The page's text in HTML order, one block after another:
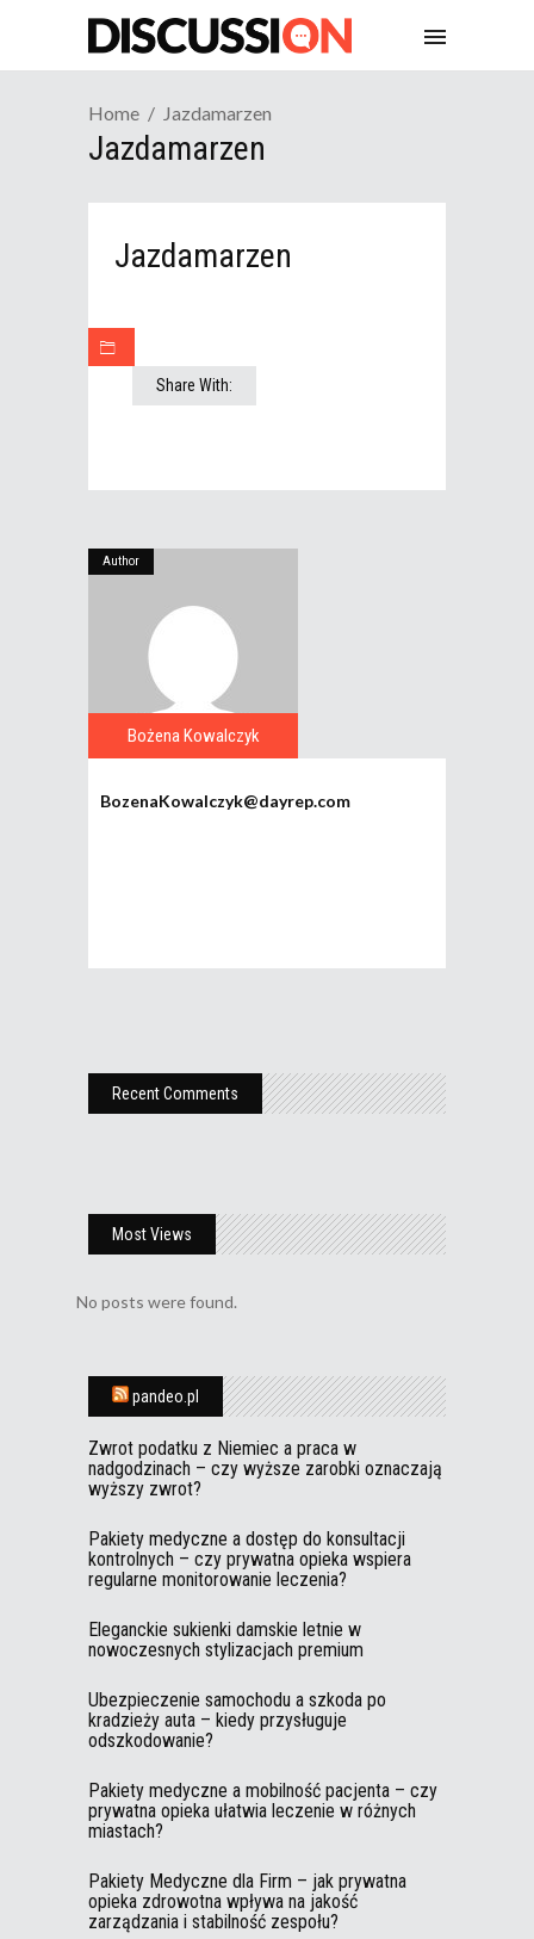
Home Jazdamarzen
Jazdamarzen
Jazdamarzen
Share With:
Author
Bożena Kowalczyk
BozenaKowalczyk@dayrep.com
Recent Comments
Most Views
No posts were found.
pandeo.pl
Zwrot podatku z Niemiec a praca w
nadgodzinach – czy wyższe zarobki oznaczają
wyższy zwrot?
Pakiety medyczne a dostęp do konsultacji
kontrolnych – czy prywatna opieka wspiera
regularne monitorowanie leczenia?
Eleganckie sukienki damskie letnie w
nowoczesnych stylizacjach premium
Ubezpieczenie samochodu a szkoda po
kradzieży auta – kiedy przysługuje
odszkodowanie?
Pakiety medyczne a mobilność pacjenta – czy
prywatna opieka ułatwia leczenie w różnych
miastach?
Pakiety Medyczne dla Firm – jak prywatna
opieka zdrowotna wpływa na jakość
zarządzania i stabilność zespołu?